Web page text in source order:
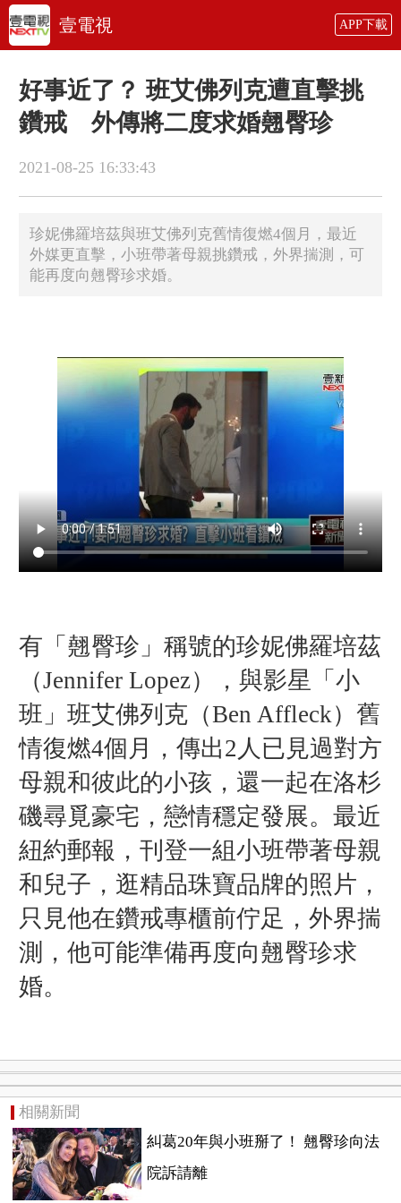
壹電視 APP下載
好事近了？ 班艾佛列克遭直擊挑
鑽戒 外傳將二度求婚翹臀珍
2021-08-25 16:33:43
珍妮佛羅培茲與班艾佛列克舊情復燃4個月，最近
外媒更直擊，小班帶著母親挑鑽戒，外界揣測，可
能再度向翹臀珍求婚。
有「翹臀珍」稱號的珍妮佛羅培茲
（Jennifer Lopez），與影星「小
班」班艾佛列克（Ben Affleck）舊
情復燃4個月，傳出2人已見過對方
母親和彼此的小孩，還一起在洛杉
磯尋覓豪宅，戀情穩定發展。最近
紐約郵報，刊登一組小班帶著母親
和兒子，逛精品珠寶品牌的照片，
只見他在鑽戒專櫃前佇足，外界揣
測，他可能準備再度向翹臀珍求
婚。
相關新聞
糾葛20年與小班掰了！ 翹臀珍向法
院訴請離